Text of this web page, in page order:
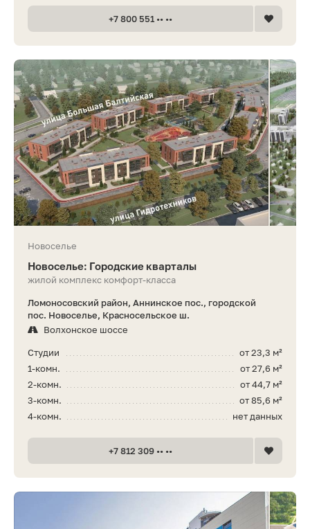
+7 800 551 •• ••
Новоселье
Новоселье: Городские кварталы
жилой комплекс комфорт-класса
Ломоносовский район, Аннинское пос., городской
пос. Новоселье, Красносельское ш.
Волхонское шоссе
от 23,3 м²
Студии
от 27,6 м²
1-комн.
от 44,7 м²
2-комн.
от 85,6 м²
3-комн.
нет данных
4-комн.
+7 812 309 •• ••